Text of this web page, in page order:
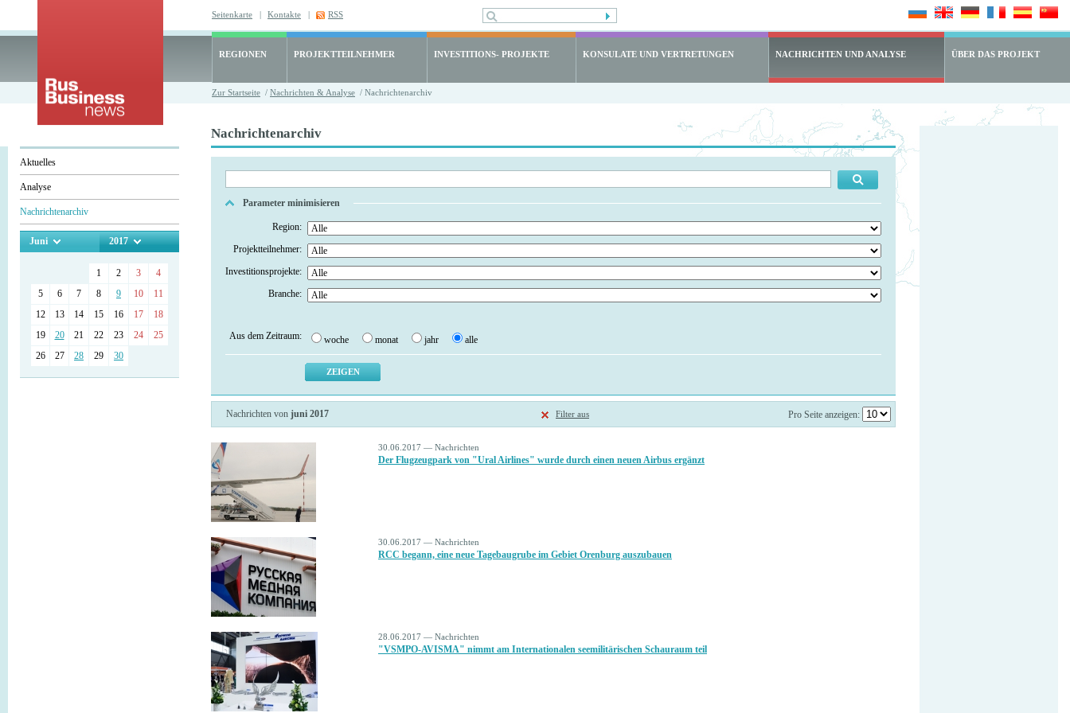
Seitenkarte | Kontakte | RSS
REGIONEN PROJEKTTEILNEHMER INVESTITIONS- PROJEKTE KONSULATE UND VERTRETUNGEN NACHRICHTEN UND ANALYSE ÜBER DAS PROJEKT
Zur Startseite / Nachrichten & Analyse / Nachrichtenarchiv
Aktuelles
Analyse
Nachrichtenarchiv
Juni 2017
1 2 3
4
5
6 7 8 9 10
11
12
13 14 15 16 17
18
19
20 21 22 23 24
25
26
27 28 29 30
Nachrichtenarchiv
Parameter minimisieren
Region:
Projektteilnehmer:
Investitionsprojekte:
Branche:
Aus dem Zeitraum: woche monat jahr alle
Nachrichten von juni 2017 Filter aus Pro Seite anzeigen:
30.06.2017 — Nachrichten
Der Flugzeugpark von "Ural Airlines" wurde durch einen neuen Airbus ergänzt
30.06.2017 — Nachrichten
RCC begann, eine neue Tagebaugrube im Gebiet Orenburg auszubauen
28.06.2017 — Nachrichten
"VSMPO-AVISMA" nimmt am Internationalen seemilitärischen Schauraum teil